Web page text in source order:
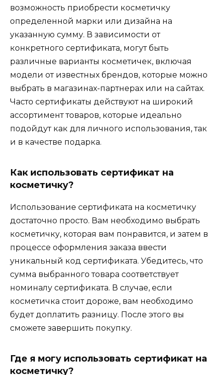
возможность приобрести косметичку
определенной марки или дизайна на
указанную сумму. В зависимости от
конкретного сертификата, могут быть
различные варианты косметичек, включая
модели от известных брендов, которые можно
выбрать в магазинах-партнерах или на сайтах.
Часто сертификаты действуют на широкий
ассортимент товаров, которые идеально
подойдут как для личного использования, так
и в качестве подарка.
Как использовать сертификат на
косметичку?
Использование сертификата на косметичку
достаточно просто. Вам необходимо выбрать
косметичку, которая вам понравится, и затем в
процессе оформления заказа ввести
уникальный код сертификата. Убедитесь, что
сумма выбранного товара соответствует
номиналу сертификата. В случае, если
косметичка стоит дороже, вам необходимо
будет доплатить разницу. После этого вы
сможете завершить покупку.
Где я могу использовать сертификат на
косметичку?